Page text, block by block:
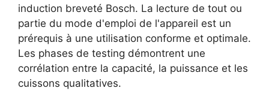
induction breveté Bosch. La lecture de tout ou
partie du mode d'emploi de l'appareil est un
prérequis à une utilisation conforme et optimale.
Les phases de testing démontrent une
corrélation entre la capacité, la puissance et les
cuissons qualitatives.